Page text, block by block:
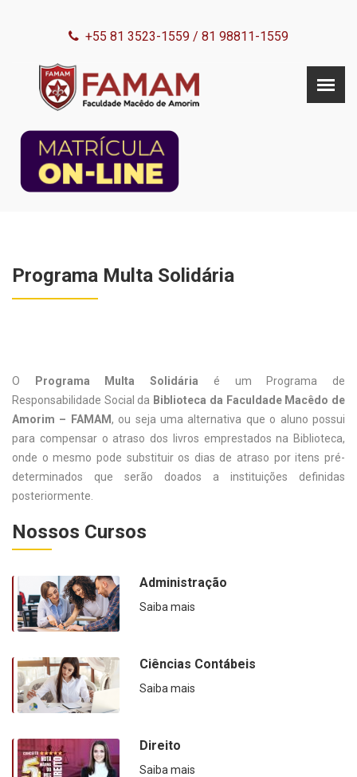
+55 81 3523-1559 / 81 98811-1559
Programa Multa Solidária
O Programa Multa Solidária é um Programa de
Responsabilidade Social da Biblioteca da Faculdade Macêdo de
Amorim – FAMAM, ou seja uma alternativa que o aluno possui
para compensar o atraso dos livros emprestados na Biblioteca,
onde o mesmo pode substituir os dias de atraso por itens pré-
determinados que serão doados a instituições definidas
posteriormente.
Nossos Cursos
Administração
Saiba mais
Ciências Contábeis
Saiba mais
Direito
Saiba mais